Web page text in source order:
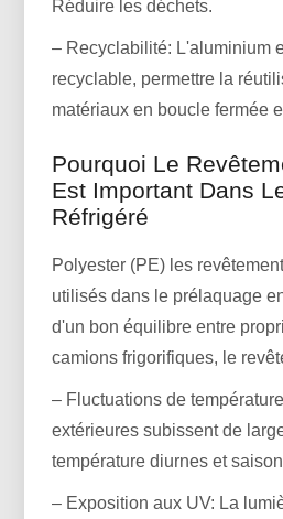
Réduire les déchets.
– Recyclabilité: L'aluminium
recyclable, permettre la
matériaux en boucle fermée
Pourquoi Le
Est Important Dans
Réfrigéré
Polyester (PE) les
utilisés dans le prélaquage
d'un bon équilibre entre
camions frigorifiques, le
– Fluctuations de
extérieures subissent de
température diurnes et
– Exposition aux UV: La